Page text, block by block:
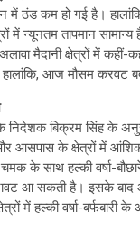
में ठंड कम हो गई है।
में न्यूनतम तापमान
मैदानी क्षेत्रों में कहीं-
हालांकि, आज मौसम करवट
के निदेशक बिक्रम सिंह के
और आसपास के क्षेत्रों में
के साथ हल्की वर्षा-
आ सकती है। इसके बाद
में हल्की वर्षा-बर्फबारी